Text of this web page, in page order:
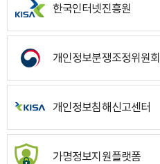
한국인터넷진흥원
개인정보분쟁조정위원회
개인정보침해신고센터
가명정보지원플랫폼